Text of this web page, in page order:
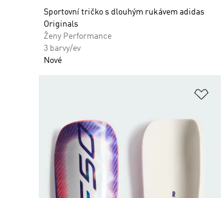
Sportovní tričko s dlouhým rukávem adidas
Originals
Ženy Performance
3 barvy/ev
Nové